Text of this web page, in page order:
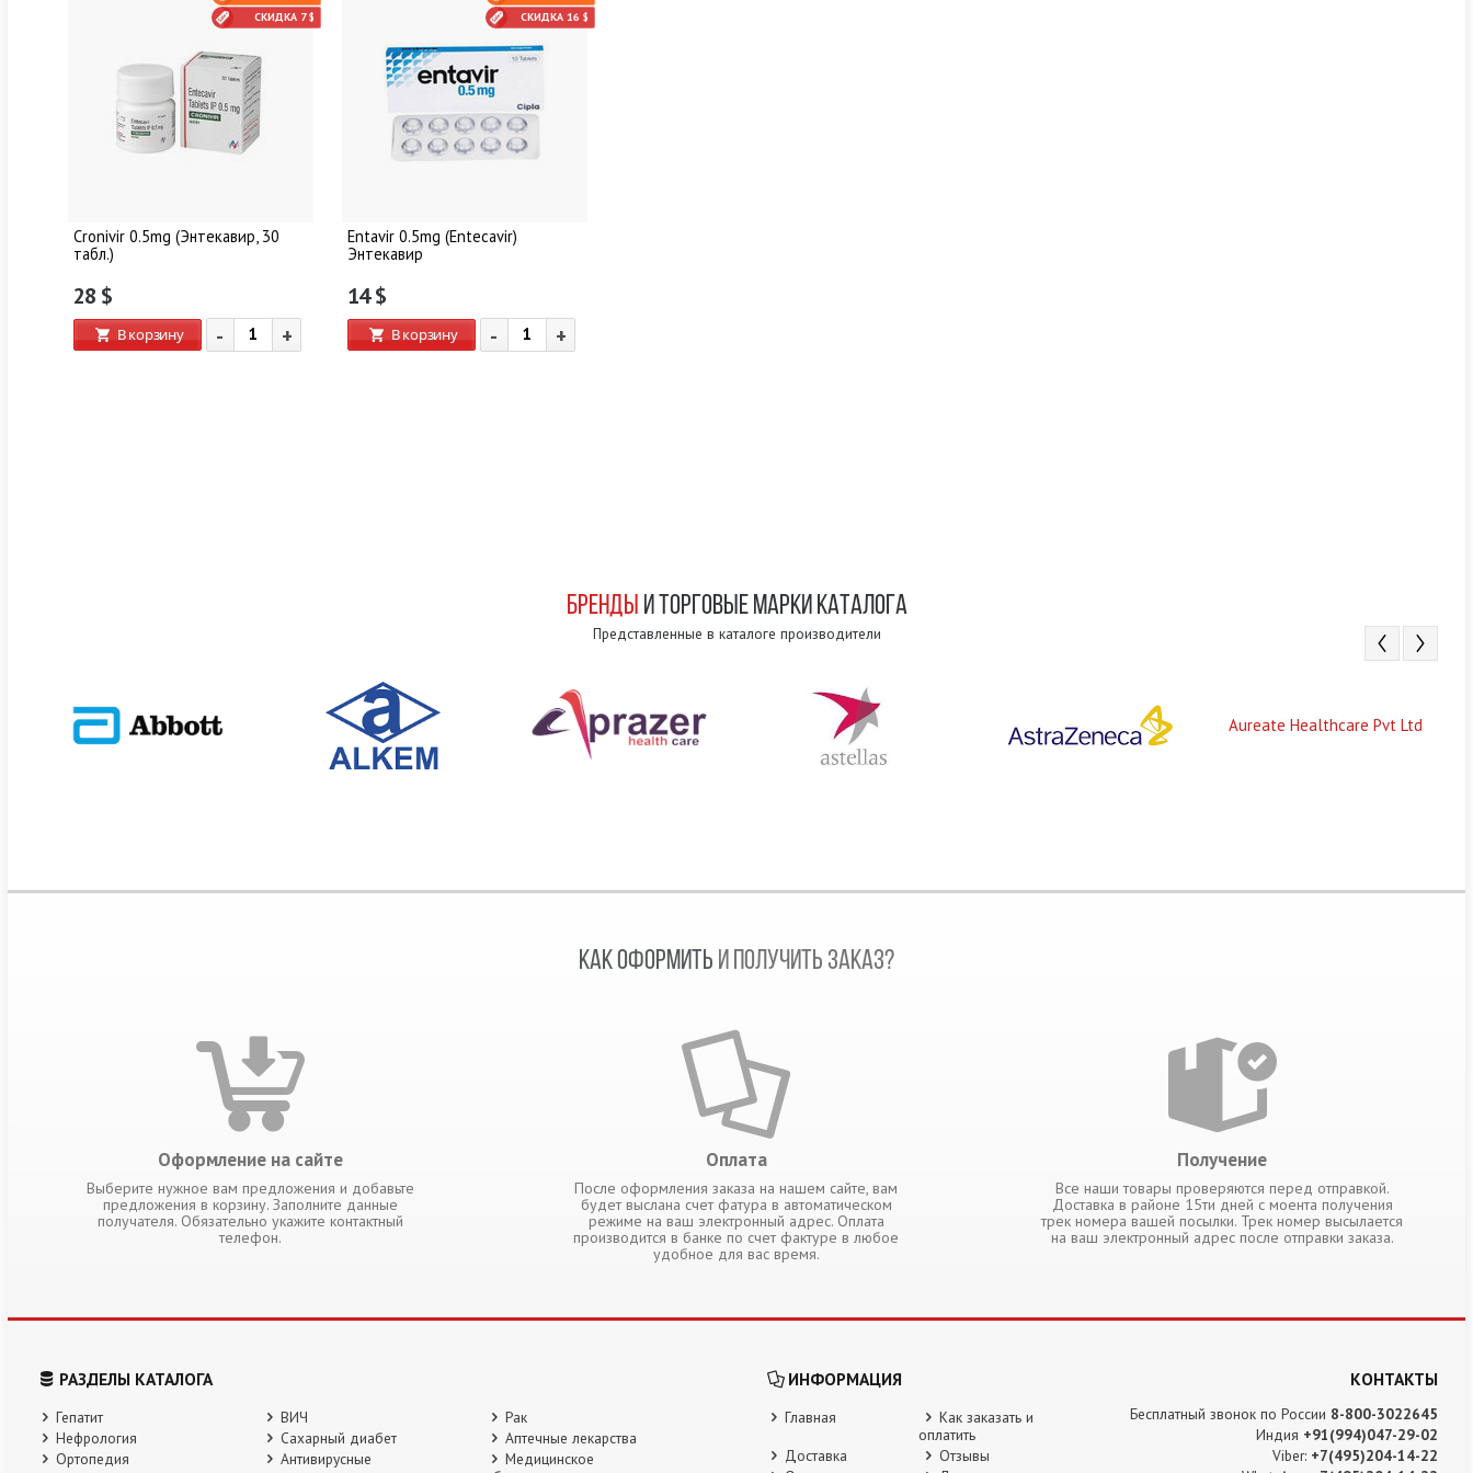
Cronivir 0.5mg (Энтекавир, 30
табл.)
28 $
В корзину - +
СКИДКА 7 $
Entavir 0.5mg (Entecavir)
Энтекавир
14 $
В корзину - +
СКИДКА 16 $
БРЕНДЫ И ТОРГОВЫЕ МАРКИ КАТАЛОГА
Представленные в каталоге производители
Aureate Healthcare Pvt Ltd
КАК ОФОРМИТЬ И ПОЛУЧИТЬ ЗАКАЗ?
Оформление на сайте
Выберите нужное вам предложения и добавьте
предложения в корзину. Заполните данные
получателя. Обязательно укажите контактный
телефон.
Оплата
После оформления заказа на нашем сайте, вам
будет выслана счет фатура в автоматическом
режиме на ваш электронный адрес. Оплата
производится в банке по счет фактуре в любое
удобное для вас время.
Получение
Все наши товары проверяются перед отправкой.
Доставка в районе 15ти дней с моента получения
трек номера вашей посылки. Трек номер высылается
на ваш электронный адрес после отправки заказа.
РАЗДЕЛЫ КАТАЛОГА
Гепатит ВИЧ
Рак
Нефрология
Сахарный диабет
Аптечные лекарства
Ортопедия
Антивирусные
Медицинское
ИНФОРМАЦИЯ
Главная
Как заказать и
оплатить
Доставка
Отзывы
КОНТАКТЫ
Бесплатный звонок по России 8-800-3022645
Индия +91(994)047-29-02
Viber: +7(495)204-14-22